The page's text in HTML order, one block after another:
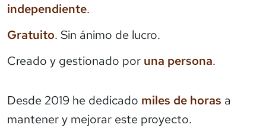
independiente.
Gratuito. Sin ánimo de lucro.
Creado y gestionado por una persona.
Desde 2019 he dedicado miles de horas a
mantener y mejorar este proyecto.